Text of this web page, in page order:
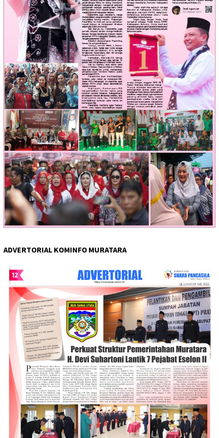
ADVERTORIAL KOMINFO MURATARA